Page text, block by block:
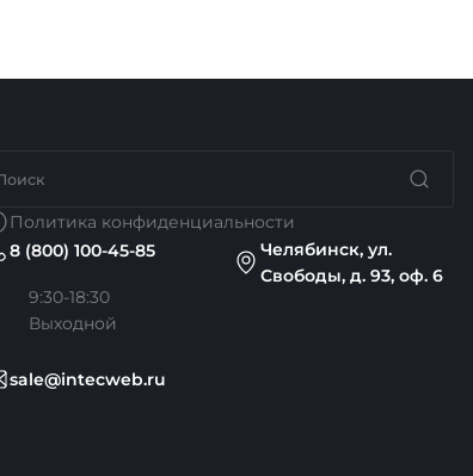
Политика конфиденциальности
8 (800) 100-45-85
9:30-18:30
Выходной
Челябинск, ул.
Свободы, д. 93, оф. 6
sale@intecweb.ru